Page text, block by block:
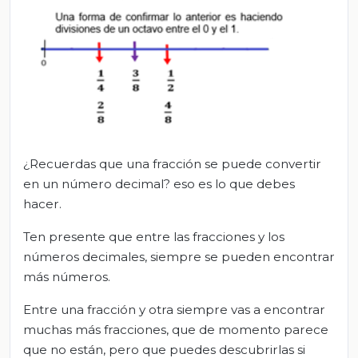
¿Recuerdas que una fracción se puede convertir
en un número decimal? eso es lo que debes
hacer.
Ten presente que entre las fracciones y los
números decimales, siempre se pueden encontrar
más números.
Entre una fracción y otra siempre vas a encontrar
muchas más fracciones, que de momento parece
que no están, pero que puedes descubrirlas si